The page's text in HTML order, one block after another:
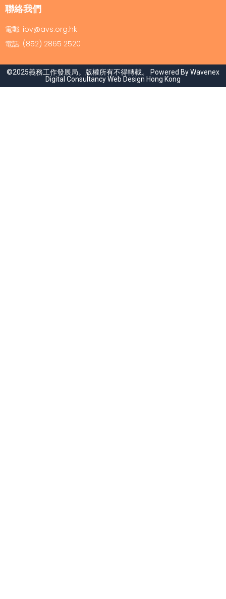
聯絡我們
電郵: iov@avs.org.hk
電話: (852) 2865 2520
©2025義務工作發展局。版權所有不得轉載。 Powered By Wavenex
Digital ConsultancyWeb Design Hong Kong